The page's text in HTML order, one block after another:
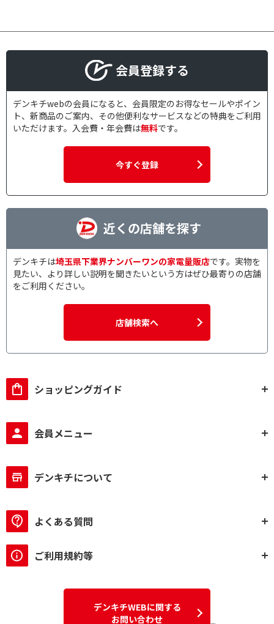
会員登録する
デンキチwebの会員になると、会員限定のお得なセールやポイン
ト、新商品のご案内、その他便利なサービスなどの特典をご利用
いただけます。入会費・年会費は無料です。
今すぐ登録
近くの店舗を探す
デンキチは埼玉県下業界ナンバーワンの家電量販店です。実物を
見たい、より詳しい説明を聞きたいという方はぜひ最寄りの店舗
をご利用ください。
店舗検索へ
ショッピングガイド
会員メニュー
デンキチについて
よくある質問
ご利用規約等
デンキチWEBに関する
お問い合わせ